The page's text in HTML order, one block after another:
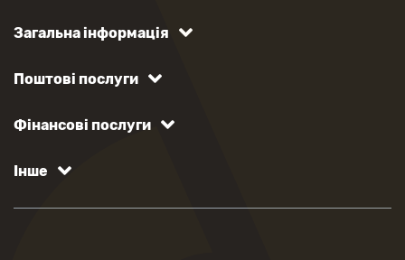
Загальна інформація
Поштові послуги
Фінансові послуги
Інше